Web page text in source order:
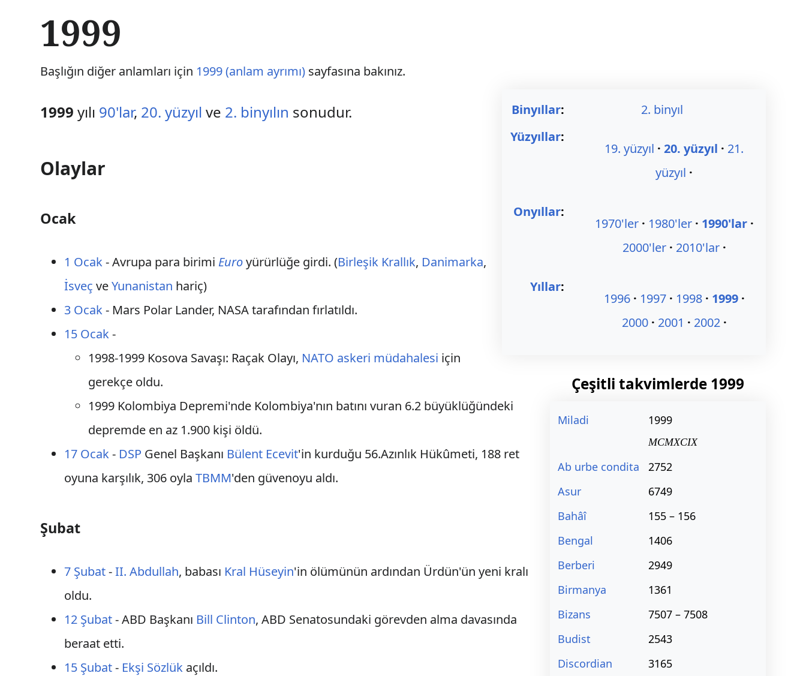
r
ğ
t
1999
Başlığın diğer anlamları için 1999 (anlam ayrımı) sayfasına bakınız.
Binyıllar:
2. binyıl
Yüzyıllar:
19. yüzyıl 20. yüzyıl
21.
yüzyıl
Onyıllar:
1970'ler 1980'ler
1990'lar
2000'ler
2010'lar
Yıllar:
1996 1997 1998
1999
2000
2001 2002
Çeşitli takvimlerde 1999
Miladi 1999
MCMXCIX
Ab urbe condita
2752
Asur
6749
Bahâî
155 – 156
Bengal
1406
Berberi
2949
Birmanya
1361
Bizans
7507 – 7508
Budist
2543
Discordian
3165
1999 yılı 90'lar, 20. yüzyıl ve 2. binyılın sonudur.
Olaylar
Ocak
1 Ocak- Avrupa para birimi Euroyürürlüğe girdi. (Birleşik Krallık, Danimarka,
İsveç veYunanistan hariç)
3 Ocak- Mars Polar Lander, NASA tarafından fırlatıldı.
15 Ocak-
1998-1999 Kosova Savaşı: Raçak Olayı, NATO askeri müdahalesi için
gerekçe oldu.
1999 Kolombiya Depremi'nde Kolombiya'nın batını vuran 6.2 büyüklüğündeki
depremde en az 1.900 kişi öldü.
17 Ocak- DSP Genel Başkanı Bülent Ecevit'in kurduğu 56.Azınlık Hükûmeti, 188 ret
oyuna karşılık, 306 oylaTBMM'den güvenoyu aldı.
Şubat
7 Şubat-II. Abdullah, babası Kral Hüseyin'in ölümünün ardından Ürdün'ün yeni kralı
oldu.
12 Şubat- ABD Başkanı Bill Clinton, ABD Senatosundaki görevden alma davasında
beraat etti.
15 Şubat- Ekşi Sözlük açıldı.